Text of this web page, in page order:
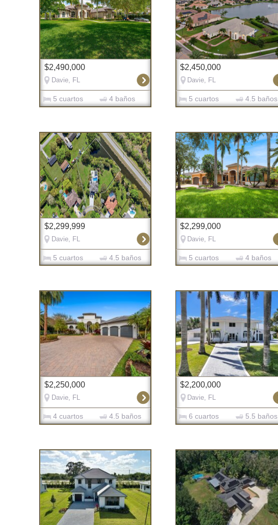
$2,490,000
Davie, FL
5 cuartos 4 baños
$2,450,000
Davie, FL
5 cuartos 4.5 baños
$2,299,999
Davie, FL
5 cuartos 4.5 baños
$2,299,000
Davie, FL
5 cuartos 4 baños
$2,250,000
Davie, FL
4 cuartos 4.5 baños
$2,200,000
Davie, FL
6 cuartos 5.5 baños